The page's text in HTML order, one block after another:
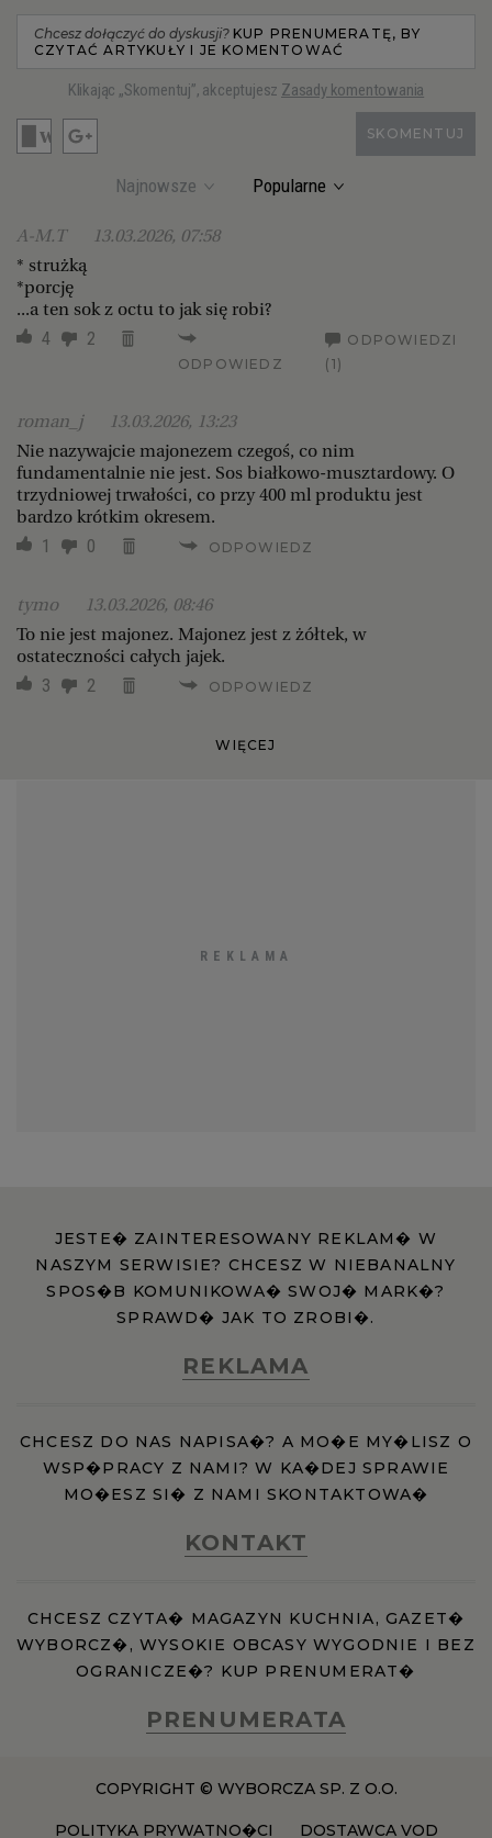
Chcesz dołączyć do dyskusji? KUP PRENUMERATĘ, BY
CZYTAĆ ARTYKUŁY I JE KOMENTOWAĆ
Klikając „Skomentuj”, akceptujesz Zasady komentowania
SKOMENTUJ
Najnowsze Popularne
A-M.T
13.03.2026, 07:58
* strużką
*porcję
...a ten sok z octu to jak się robi?
4 2
ODPOWIEDZ
ODPOWIEDZI
(1)
roman_j
13.03.2026, 13:23
Nie nazywajcie majonezem czegoś, co nim
fundamentalnie nie jest. Sos białkowo-musztardowy. O
trzydniowej trwałości, co przy 400 ml produktu jest
bardzo krótkim okresem.
1 0 ODPOWIEDZ
tymo
13.03.2026, 08:46
To nie jest majonez. Majonez jest z żółtek, w
ostateczności całych jajek.
3 2 ODPOWIEDZ
WIĘCEJ
JESTE� ZAINTERESOWANY REKLAM� W
NASZYM SERWISIE? CHCESZ W NIEBANALNY
SPOS�B KOMUNIKOWA� SWOJ� MARK�?
SPRAWD� JAK TO ZROBI�.
REKLAMA
CHCESZ DO NAS NAPISA�? A MO�E MY�LISZ O
WSP�PRACY Z NAMI? W KA�DEJ SPRAWIE
MO�ESZ SI� Z NAMI SKONTAKTOWA�
KONTAKT
CHCESZ CZYTA� MAGAZYN KUCHNIA, GAZET�
WYBORCZ�, WYSOKIE OBCASY WYGODNIE I BEZ
OGRANICZE�? KUP PRENUMERAT�
PRENUMERATA
COPYRIGHT © WYBORCZA SP. Z O.O.
POLITYKA PRYWATNO�CI DOSTAWCA VOD